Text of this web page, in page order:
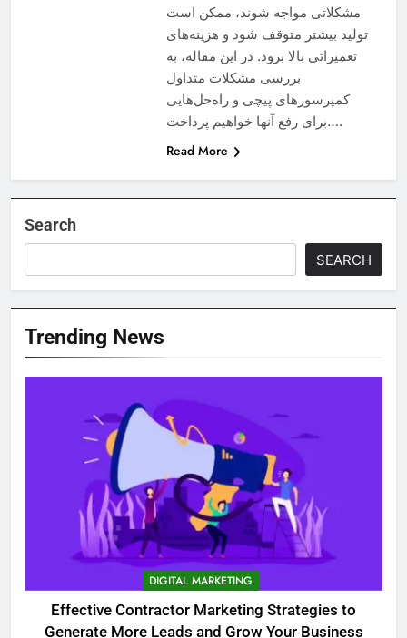
مشکلاتی مواجه شوند، ممکن است
تولید بیشتر متوقف شود و هزینه‌های
تعمیراتی بالا برود. در این مقاله، به
بررسی مشکلات متداول
کمپرسورهای پیچی و راه‌حل‌هایی
برای رفع آنها خواهیم پرداخت….
Read More
Search
SEARCH
Trending News
DIGITAL MARKETING
Effective Contractor Marketing Strategies to
Generate More Leads and Grow Your Business